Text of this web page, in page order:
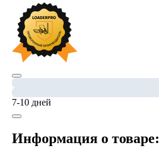
7-10 дней
Информация о товаре: